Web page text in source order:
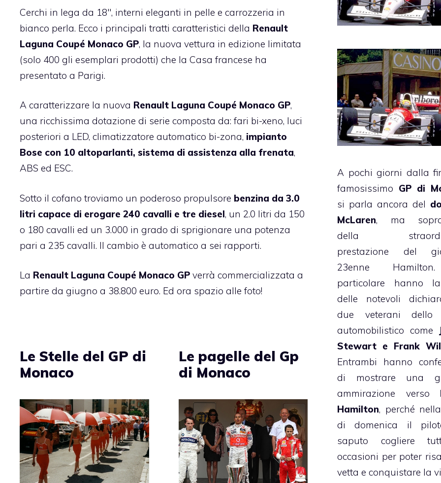
Cerchi in lega da 18″, interni eleganti in pelle e carrozzeria in
bianco perla. Ecco i principali tratti caratteristici della Renault
Laguna Coupé Monaco GP, la nuova vettura in edizione limitata
(solo 400 gli esemplari prodotti) che la Casa francese ha
presentato a Parigi.
A caratterizzare la nuova Renault Laguna Coupé Monaco GP,
una ricchissima dotazione di serie composta da: fari bi-xeno, luci
posteriori a LED, climatizzatore automatico bi-zona, impianto
Bose con 10 altoparlanti, sistema di assistenza alla frenata,
ABS ed ESC.
Sotto il cofano troviamo un poderoso propulsore benzina da 3.0
litri capace di erogare 240 cavalli e tre diesel, un 2.0 litri da 150
o 180 cavalli ed un 3.000 in grado di sprigionare una potenza
pari a 235 cavalli. Il cambio è automatico a sei rapporti.
La Renault Laguna Coupé Monaco GP verrà commercializzata a
partire da giugno a 38.800 euro. Ed ora spazio alle foto!
A pochi giorni dalla
famosissimo GP di
si parla ancora del
McLaren, ma
della
prestazione del
23enne
particolare hanno
delle notevoli
due veterani dello
automobilistico come
Stewart e Frank
Entrambi hanno
di mostrare una
ammirazione verso
Hamilton, perché
di domenica il
saputo cogliere
occasioni per poter
vetta e conquistare la
Le Stelle del GP di
Monaco
Le pagelle del Gp
di Monaco